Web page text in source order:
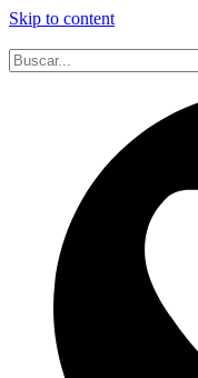
Skip to content